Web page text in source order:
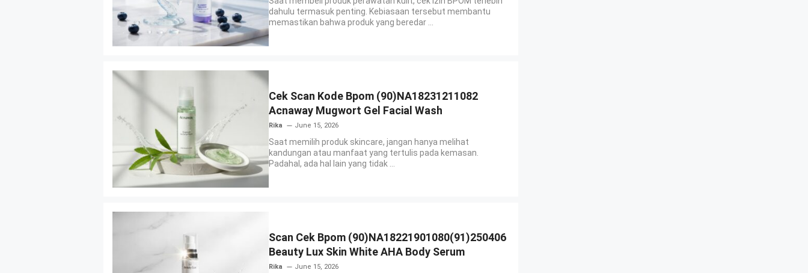
dahulu termasuk penting. Kebiasaan tersebut membantu
memastikan bahwa produk yang beredar ...
Cek Scan Kode Bpom (90)NA18231211082
Acnaway Mugwort Gel Facial Wash
Rika June 15, 2026
Saat memilih produk skincare, jangan hanya melihat
kandungan atau manfaat yang tertulis pada kemasan.
Padahal, ada hal lain yang tidak ...
Scan Cek Bpom (90)NA18221901080(91)250406
Beauty Lux Skin White AHA Body Serum
Rika June 15, 2026